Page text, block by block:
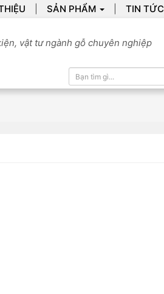
SẢN PHẨM TIN TỨC
vật tư ngành gỗ chuyên nghiệp